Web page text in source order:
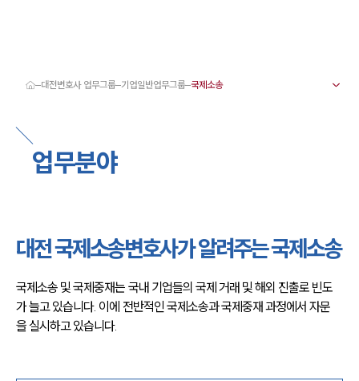
서울·대전변호사
대전형사전문변호사
대전이혼전문변호사
대전학교폭력변호사
대전변호사 주요 업무사례
대전 분사무소 오시는 길
채용정보
대전변호사 업무그룹 기업일반업무그룹
업무분야
대전 국제소송변호사가 알려주는 국제소송
국제소송 및 국제중재는 국내 기업들의 국제 거래 및 해외 진출로 빈도
가 늘고 있습니다. 이에 전반적인 국제소송과 국제중재 과정에서 자문
을 실시하고 있습니다.